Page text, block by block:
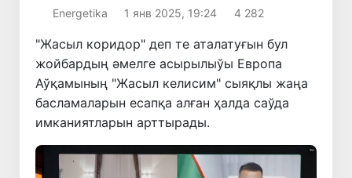
Energetika 1 янв 2025, 19:24 4 282
"Жасыл коридор" деп те аталатуғын бул
жойбардың әмелге асырылыўы Европа
Аўқамының "Жасыл келисим" сыяқлы жаңа
басламаларын есапқа алған ҳалда саўда
имканиятларын арттырады.